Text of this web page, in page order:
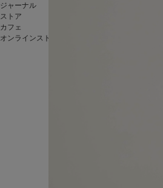
ジャーナル
ストア
カフェ
オンラインストア